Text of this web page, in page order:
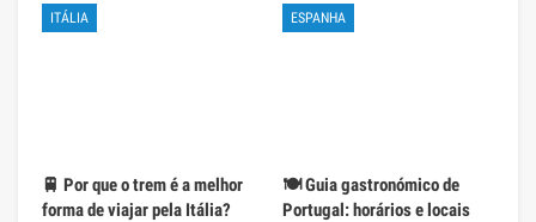
ITÁLIA
🚆 Por que o trem é a melhor
forma de viajar pela Itália?
ESPANHA
🍽️ Guia gastronómico de
Portugal: horários e locais